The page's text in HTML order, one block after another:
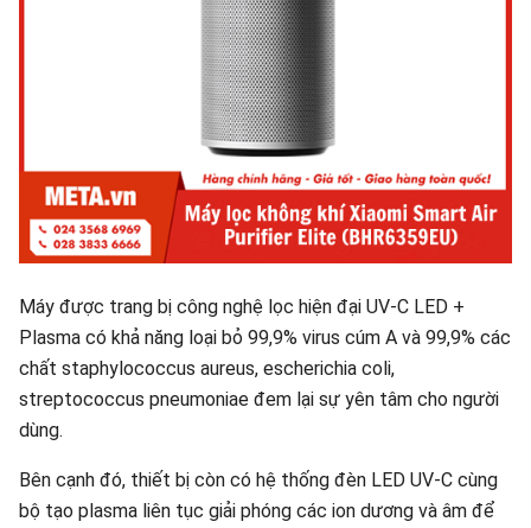
Máy được trang bị công nghệ lọc hiện đại UV-C LED +
Plasma có khả năng loại bỏ 99,9% virus cúm A và 99,9% các
chất staphylococcus aureus, escherichia coli,
streptococcus pneumoniae đem lại sự yên tâm cho người
dùng.
Bên cạnh đó, thiết bị còn có hệ thống đèn LED UV-C cùng
bộ tạo plasma liên tục giải phóng các ion dương và âm để